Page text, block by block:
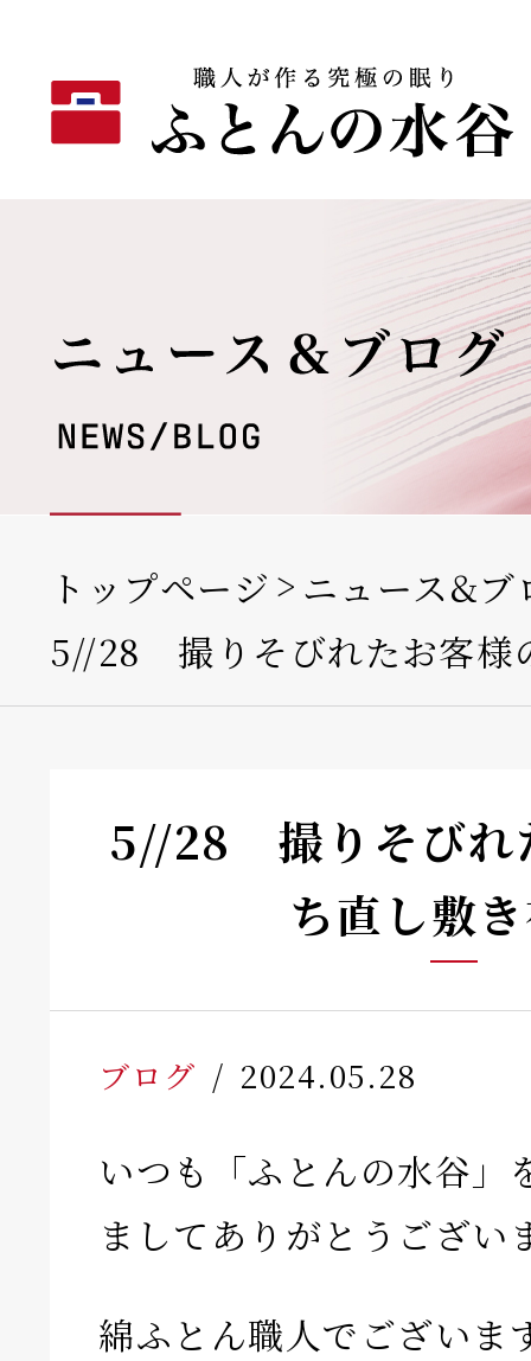
トップページ
ニュース&ブ
5//28 撮りそびれたお客
5//28 撮りそびれ
ち直し敷
ブログ 2024.05.28
いつも「ふとんの水谷」
ましてありがとうござい
綿ふとん職人でございま